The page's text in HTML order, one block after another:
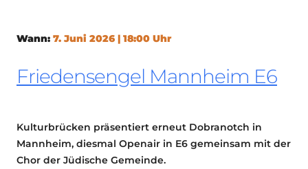
Wann: 7. Juni 2026 | 18:00 Uhr
Friedensengel Mannheim E6
Kulturbrücken präsentiert erneut Dobranotch in
Mannheim, diesmal Openair in E6 gemeinsam mit der
Chor der Jüdische Gemeinde.